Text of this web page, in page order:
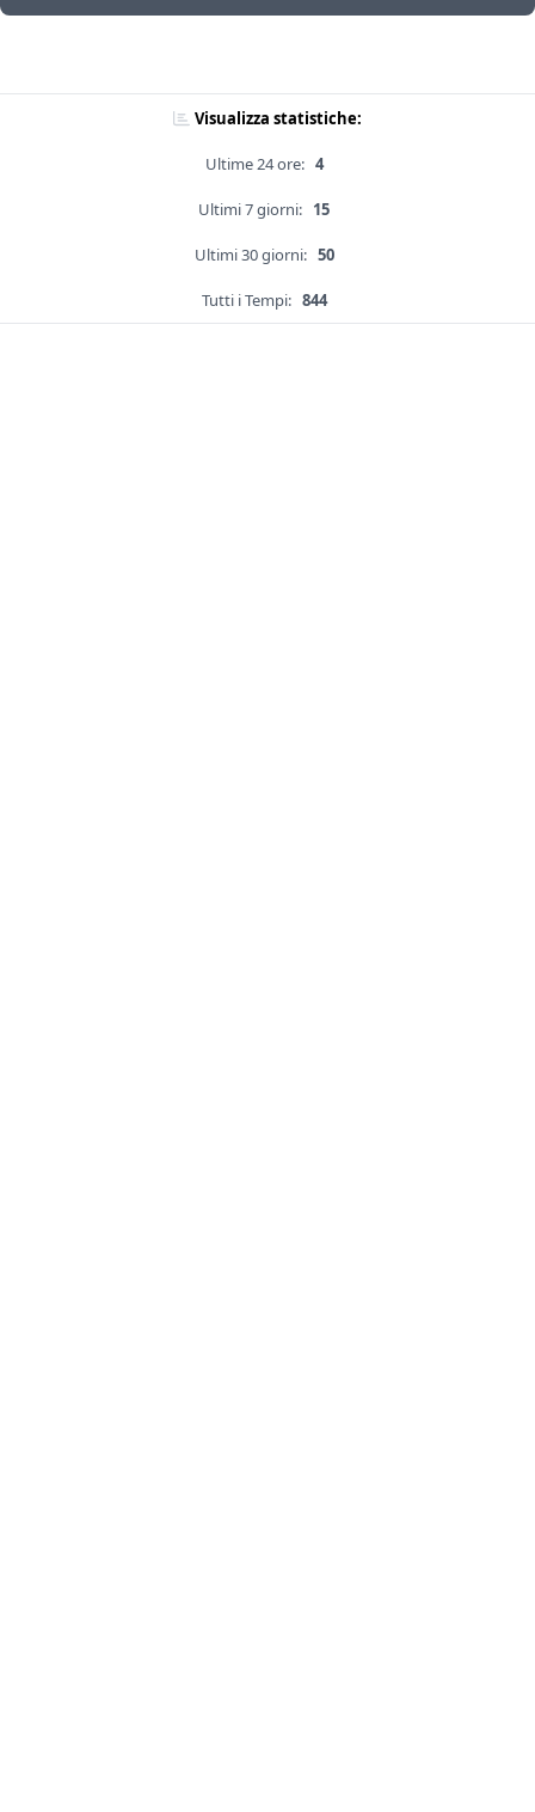
Visualizza statistiche:
Ultime 24 ore: 4
Ultimi 7 giorni: 15
Ultimi 30 giorni: 50
Tutti i Tempi: 844